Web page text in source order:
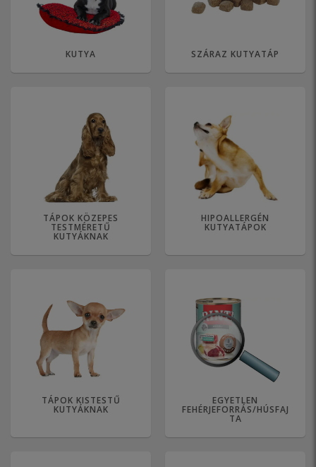
KUTYA SZÁRAZ KUTYATÁP
TÁPOK KÖZEPES
TESTMÉRETŰ
KUTYÁKNAK
HIPOALLERGÉN
KUTYATÁPOK
TÁPOK KISTESTŰ
KUTYÁKNAK
EGYETLEN
FEHÉRJEFORRÁS/HÚSFAJ
TA